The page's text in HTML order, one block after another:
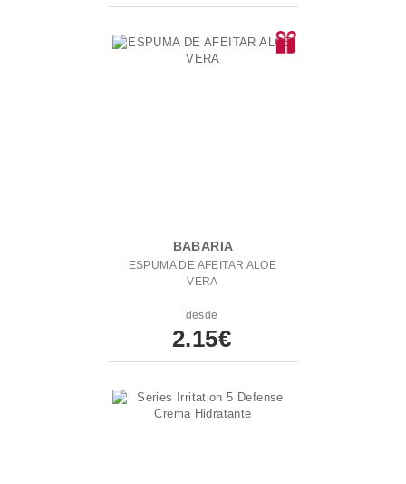
BABARIA
ESPUMA DE AFEITAR ALOE
VERA
desde
2.15€